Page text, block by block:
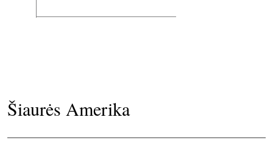
Šiaurės Amerika